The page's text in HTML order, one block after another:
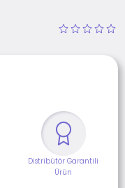
Distribütör Garantili
Ürün